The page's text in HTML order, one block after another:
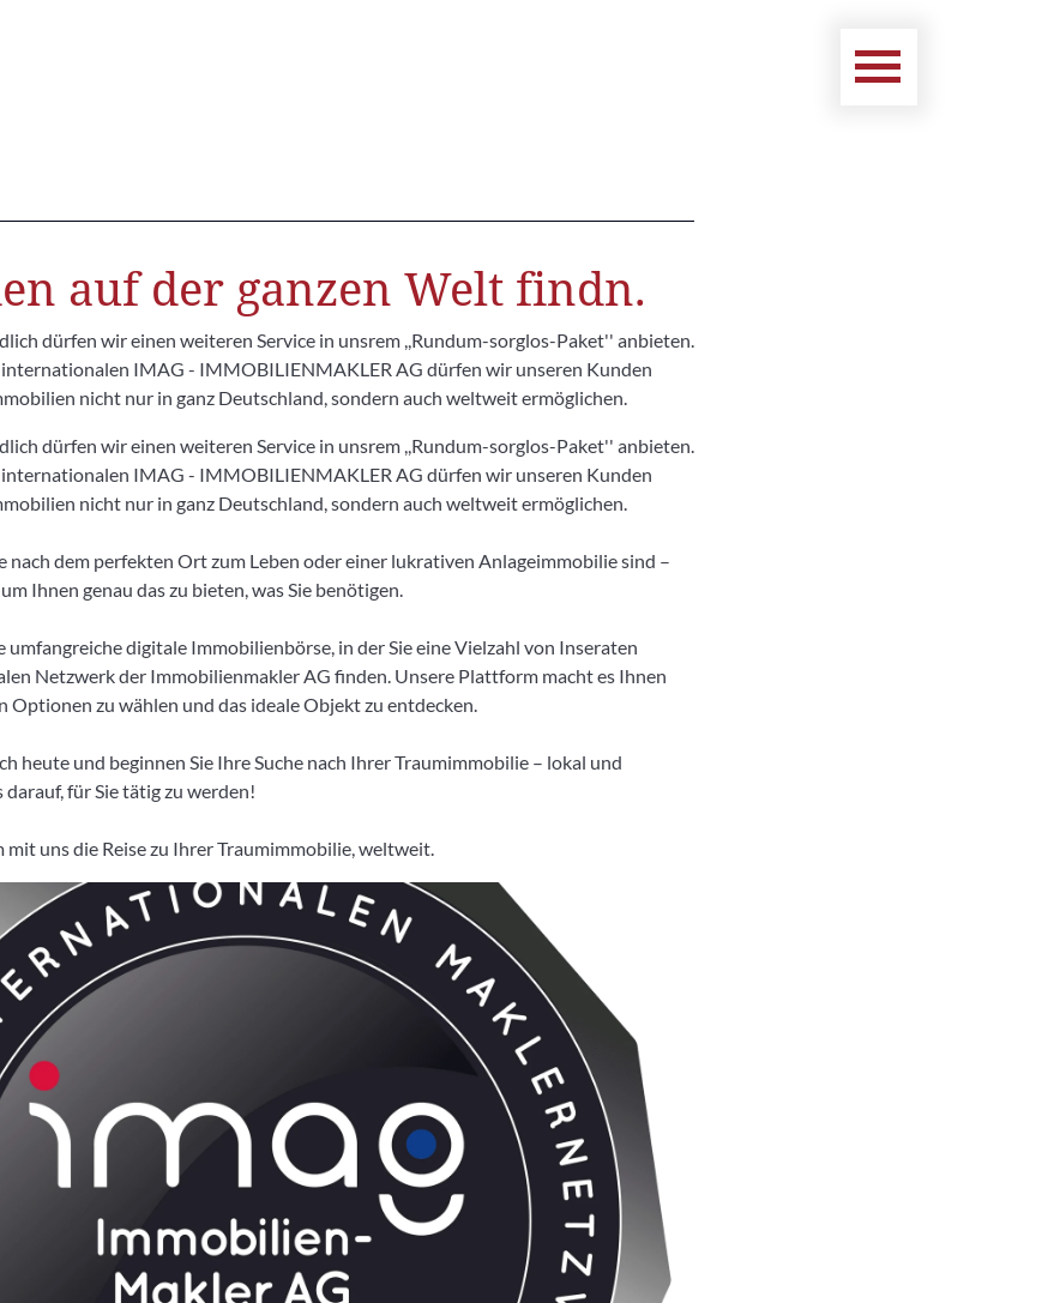
auf der ganzen Welt findn.
dürfen wir einen weiteren Service in unsrem ,,Rundum-sorglos-Paket'' anbieten.
IMAG - IMMOBILIENMAKLER AG dürfen wir unseren Kunden
nicht nur in ganz Deutschland, sondern auch weltweit ermöglichen.
dürfen wir einen weiteren Service in unsrem ,,Rundum-sorglos-Paket'' anbieten.
IMAG - IMMOBILIENMAKLER AG dürfen wir unseren Kunden
nicht nur in ganz Deutschland, sondern auch weltweit ermöglichen.
nach dem perfekten Ort zum Leben oder einer lukrativen Anlageimmobilie sind –
Ihnen genau das zu bieten, was Sie benötigen.
umfangreiche digitale Immobilienbörse, in der Sie eine Vielzahl von Inseraten
Netzwerk der Immobilienmakler AG finden. Unsere Plattform macht es Ihnen
Optionen zu wählen und das ideale Objekt zu entdecken.
heute und beginnen Sie Ihre Suche nach Ihrer Traumimmobilie – lokal und
für Sie tätig zu werden!
mit uns die Reise zu Ihrer Traumimmobilie, weltweit.